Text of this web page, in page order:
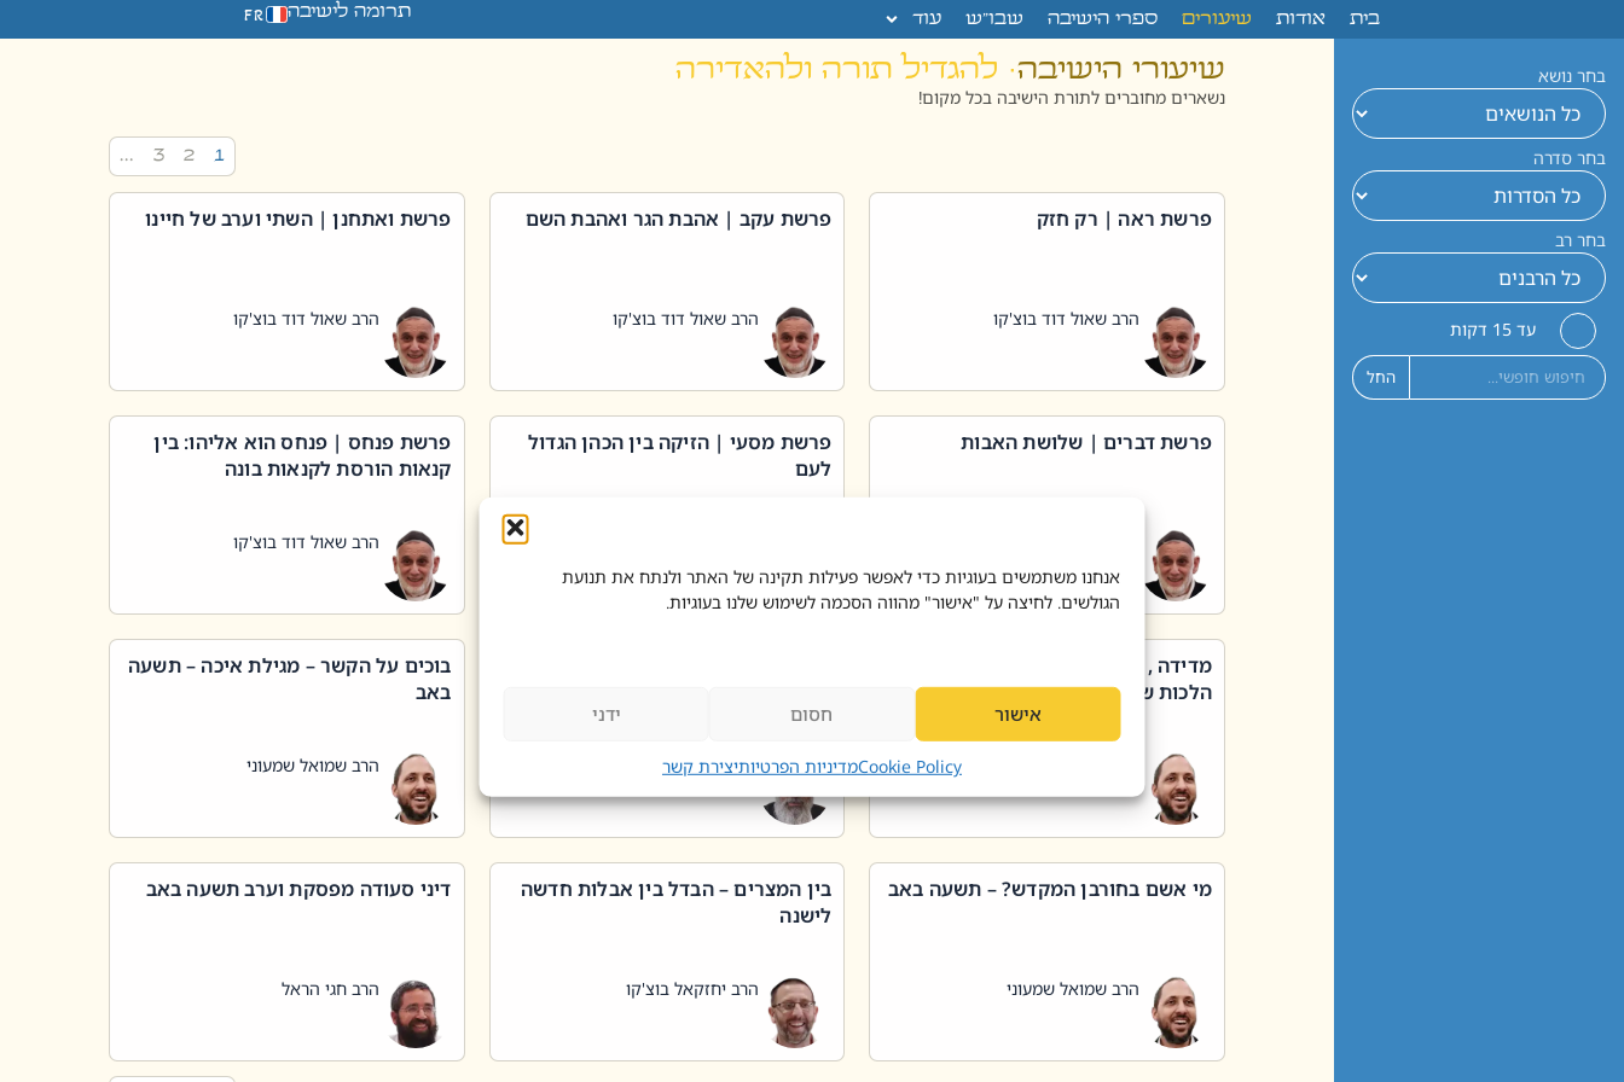
אנחנו משתמשים בעוגיות כדי לאפשר פעילות תקינה של האתר ולנתח את תנועת
הגולשים. לחיצה על "אישור" מהווה הסכמה לשימוש שלנו בעוגיות.
אישור חסום ידני
Cookie Policyמדיניות הפרטיותיצירת קשר
בית אודות שיעורים ספרי הישיבה שבו”ש עוד תרומה לישיבה FR
בחר נושא
בחר סדרה
בחר רב
עד 15 דקות
החל
שיעורי הישיבה· להגדיל תורה ולהאדירה
נשארים מחוברים לתורת הישיבה בכל מקום!
1
2
3
…
פרשת ראה | רק חזק
הרב שאול דוד בוצ'קו
פרשת עקב | אהבת הגר ואהבת השם
הרב שאול דוד בוצ'קו
פרשת ואתחנן | השתי וערב של חיינו
הרב שאול דוד בוצ'קו
פרשת דברים | שלושת האבות
פרשת מסעי | הזיקה בין הכהן הגדול
לעם
פרשת פנחס | פנחס הוא אליהו: בין
קנאות הורסת לקנאות בונה
הרב שאול דוד בוצ'קו
מדידה , קניה , שטיפת כלים בשבת –
הלכות שבת – סימן שכג
הרב יאיר בידני
בוכים על הקשר – מגילת איכה – תשעה
באב
הרב שמואל שמעוני
מי אשם בחורבן המקדש? – תשעה באב
הרב שמואל שמעוני
בין המצרים – הבדל בין אבלות חדשה
לישנה
הרב יחזקאל בוצ'קו
דיני סעודה מפסקת וערב תשעה באב
הרב חגי הראל